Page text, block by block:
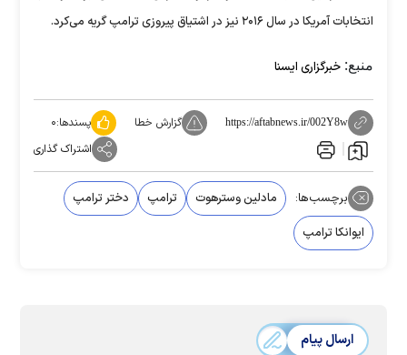
انتخابات آمریکا در سال ۲۰۱۶ نیز در اشتیاق پیروزی ترامپ گریه می‌کرد.
منبع: خبرگزاری ایسنا
https://aftabnews.ir/002Y8w گزارش خطا پسندها:۰
اشتراک گذاری
برچسب‌ها: مادلین وسترهوت ترامپ
دختر ترامپ
ایوانکا ترامپ
ارسال پیام